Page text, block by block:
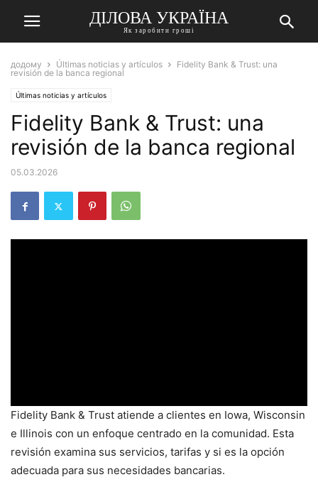
ДІЛОВА УКРАЇНА
Як заробити гроші
додому Últimas noticias y artículos
Fidelity Bank & Trust: una
revisión de la banca regional
Últimas noticias y artículos
Fidelity Bank & Trust: una
revisión de la banca regional
05.03.2026
Fidelity Bank & Trust atiende a clientes en Iowa, Wisconsin
e Illinois con un enfoque centrado en la comunidad. Esta
revisión examina sus servicios, tarifas y si es la opción
adecuada para sus necesidades bancarias.